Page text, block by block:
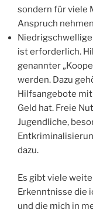
sondern für viele
Anspruch
ist erforderlich.
genannter
werden. Dazu
Hilfsangebote mit
Geld hat. Freie
Jugendliche,
dazu.
Es gibt viele
Erkenntnisse die
und die mich in